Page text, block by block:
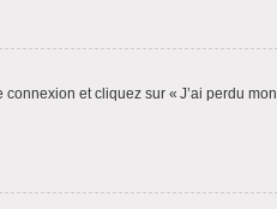
et cliquez sur « J’ai perdu mon